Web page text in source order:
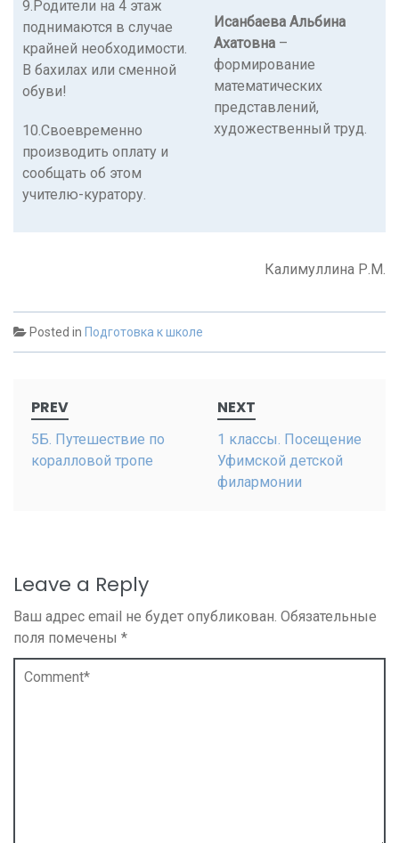
9.Родители на 4 этаж
поднимаются в случае
крайней необходимости.
В бахилах или сменной
обуви!
10.Своевременно
производить оплату и
сообщать об этом
учителю-куратору.
Исанбаева Альбина
Ахатовна –
формирование
математических
представлений,
художественный труд.
Калимуллина Р.М.
Posted in Подготовка к школе
navigation
PREV
5Б. Путешествие по
коралловой тропе
NEXT
1 классы. Посещение
Уфимской детской
филармонии
Leave a Reply
Ваш адрес email не будет опубликован. Обязательные
поля помечены *